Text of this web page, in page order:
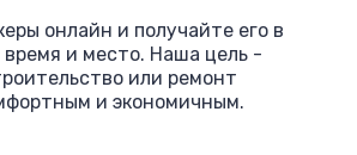
онлайн и получайте его в
и место. Наша цель -
или ремонт
и экономичным.